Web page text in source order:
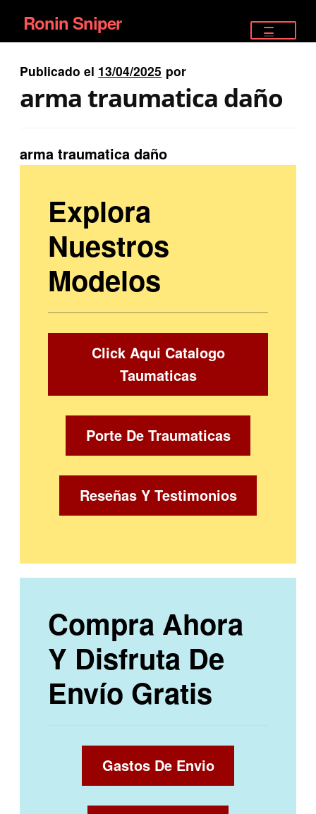
Ir
a
la
navegación
Ir
al
contenido
Ronin Sniper
RIFLES DEPORTIVOS
Publicado el 13/04/2025 por
arma traumatica daño
arma traumatica daño
Explora
Nuestros
Modelos
Click Aqui Catalogo
Taumaticas
Porte De Traumaticas
Reseñas Y Testimonios
Compra Ahora
Y Disfruta De
Envío Gratis
Gastos De Envio